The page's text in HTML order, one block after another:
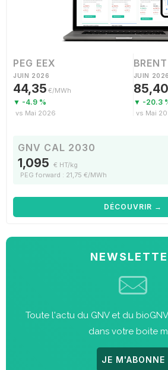
PEG EEX
JUIN 2026
44,35 €/MWh
▼ -4.9 %
vs Mai 2026
BRENT
JUIN 2026
85,40
▼ -20.3
vs Mai
GNV CAL 2030
1,095 € HT/kg
PEG forward : 21,75 €/MWh
DÉCOUVRIR →
Toute l'actu du GNV et du
dans votre boite
JE M'ABONNE